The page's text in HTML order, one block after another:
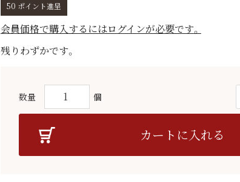
50 ポイント進呈
会員価格で購入するにはログインが必要です。
残りわずかです。
カートに入れる